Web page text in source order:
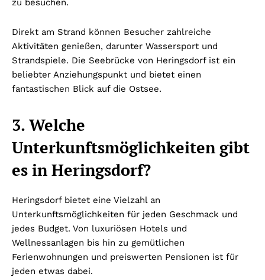
zu besuchen.
Direkt am Strand können Besucher zahlreiche
Aktivitäten genießen, darunter Wassersport und
Strandspiele. Die Seebrücke von Heringsdorf ist ein
beliebter Anziehungspunkt und bietet einen
fantastischen Blick auf die Ostsee.
3. Welche
Unterkunftsmöglichkeiten gibt
es in Heringsdorf?
Heringsdorf bietet eine Vielzahl an
Unterkunftsmöglichkeiten für jeden Geschmack und
jedes Budget. Von luxuriösen Hotels und
Wellnessanlagen bis hin zu gemütlichen
Ferienwohnungen und preiswerten Pensionen ist für
jeden etwas dabei.